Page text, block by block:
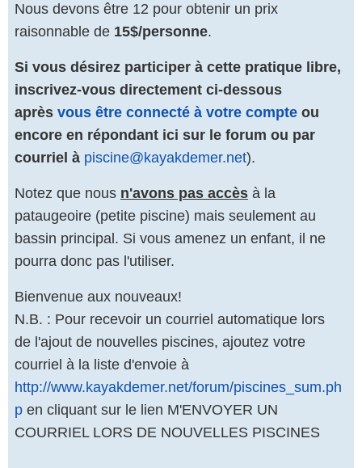
Nous devons être 12 pour obtenir un prix
raisonnable de 15$/personne.
Si vous désirez participer à cette pratique libre,
inscrivez-vous directement ci-dessous
après vous être connecté à votre compte ou
encore en répondant ici sur le forum ou par
courriel à piscine@kayakdemer.net).
Notez que nous n'avons pas accès à la
pataugeoire (petite piscine) mais seulement au
bassin principal. Si vous amenez un enfant, il ne
pourra donc pas l'utiliser.
Bienvenue aux nouveaux!
N.B. : Pour recevoir un courriel automatique lors
de l'ajout de nouvelles piscines, ajoutez votre
courriel à la liste d'envoie à
http://www.kayakdemer.net/forum/piscines_sum.ph
p en cliquant sur le lien M'ENVOYER UN
COURRIEL LORS DE NOUVELLES PISCINES